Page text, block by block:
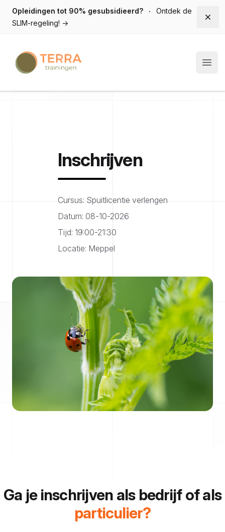
Opleidingen tot 90% gesubsidieerd?
Ontdek de
SLIM-regeling! →
Terra trainingen
Inschrijven
Cursus: Spuitlicentie verlengen
Datum: 08-10-2026
Tijd: 19:00-21:30
Locatie: Meppel
Ga je inschrijven als bedrijf of als
particulier?